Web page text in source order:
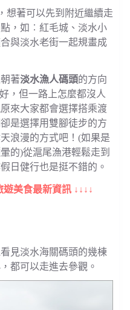
想著可以先到附近繼續走
，如︰紅毛城、淡水小
與淡水老街一起規畫成
著淡水漁人碼頭的方向
，但一路上怎麼都沒人
來大家都會選擇搭乘渡
是選擇用雙腳徒步的方
浪漫的方式吧！(如果是
的)從滬尾漁港輕鬆走到
日健行也是挺不錯的。
美食最新資訊 ↓↓↓↓
見淡水海關碼頭的幾棟
都可以走進去參觀。